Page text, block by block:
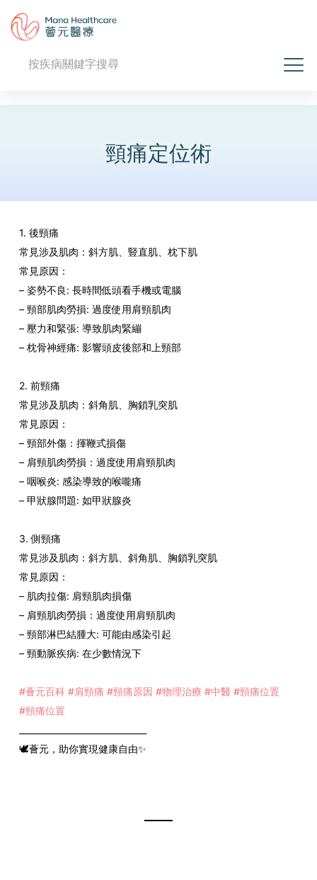
頸痛定位術
1. 後頸痛
常見涉及肌肉：斜方肌、豎直肌、枕下肌
常見原因：
– 姿勢不良: 長時間低頭看手機或電腦
– 頸部肌肉勞損: 過度使用肩頸肌肉
– 壓力和緊張: 導致肌肉緊繃
– 枕骨神經痛: 影響頭皮後部和上頸部
2. 前頸痛
常見涉及肌肉：斜角肌、胸鎖乳突肌
常見原因：
– 頸部外傷：揮鞭式損傷
– 肩頸肌肉勞損：過度使用肩頸肌肉
– 咽喉炎: 感染導致的喉嚨痛
– 甲狀腺問題: 如甲狀腺炎
3. 側頸痛
常見涉及肌肉：斜方肌、斜角肌、胸鎖乳突肌
常見原因：
– 肌肉拉傷: 肩頸肌肉損傷
– 肩頸肌肉勞損：過度使用肩頸肌肉
– 頸部淋巴結腫大: 可能由感染引起
– 頸動脈疾病: 在少數情況下
#薈元百科 #肩頸痛 #頸痛原因 #物理治療 #中醫 #頸痛位置
#頸痛位置
🕊薈元，助你實現健康自由✨